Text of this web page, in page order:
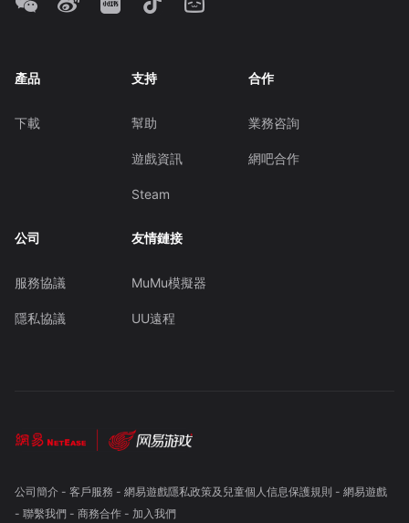
產品
下載
支持
幫助
遊戲資訊
Steam
合作
業務咨詢
網吧合作
公司
服務協議
隱私協議
友情鏈接
MuMu模擬器
UU遠程
公司簡介- 客戶服務 - 網易遊戲隱私政策及兒童個人信息保護規則 - 網易遊戲
- 聯繫我們- 商務合作- 加入我們